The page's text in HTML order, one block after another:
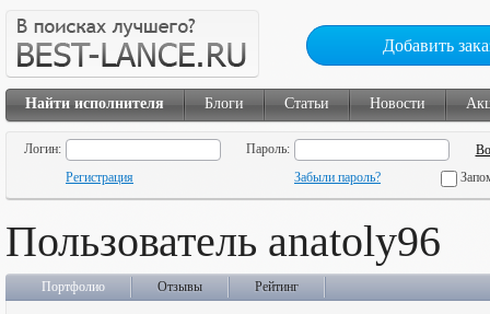
Добавить
Найти исполнителя Блоги Статьи Новости
Логин:
Пароль:
Регистрация
Забыли пароль?
Пользователь anatoly96
Портфолио Отзывы Рейтинг